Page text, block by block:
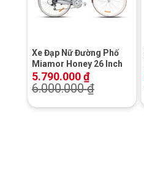
+
Xe Đạp Nữ Đường Phố
Miamor Honey 26 Inch
5.790.000₫
6.000.000₫